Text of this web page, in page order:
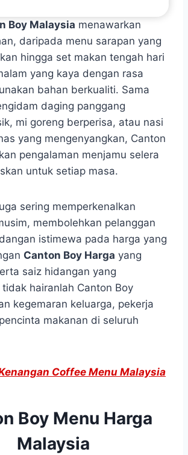
Boy Malaysia menawarkan
daripada menu sarapan yang
hingga set makan tengah hari
yang kaya dengan rasa
bahan berkualiti. Sama
daging panggang
mi goreng berperisa, atau nasi
yang mengenyangkan, Canton
pengalaman menjamu selera
untuk setiap masa.
sering memperkenalkan
membolehkan pelanggan
istimewa pada harga yang
Canton Boy Harga yang
saiz hidangan yang
hairanlah Canton Boy
kegemaran keluarga, pekerja
makanan di seluruh
Coffee Menu Malaysia
Boy Menu Harga
Malaysia